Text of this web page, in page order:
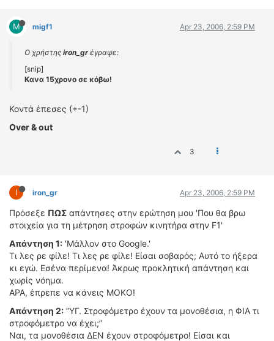
M migf1 Apr 23, 2006, 2:59 PM
Ο χρήστης iron_gr έγραψε:
[snip]
Κανα 15χρονο σε κόβω!
Κοντά έπεσες (+-1)
Over & out
3
I iron_gr Apr 23, 2006, 2:59 PM
Πρόσεξε ΠΩΣ απάντησες στην ερώτηση μου 'Που θα βρω
στοιχεία για τη μέτρηση στροφών κινητήρα στην F1'
Απάντηση 1: 'Μάλλον στο Google.'
Τι λες ρε φίλε! Τι λες ρε φίλε! Είσαι σοβαρός; Αυτό το ήξερα
κι εγώ. Εσένα περίμενα! Άκρως προκλητική απάντηση και
χωρίς νόημα.
ΑΡΑ, έπρεπε να κάνεις ΜΟΚΟ!
Απάντηση 2: ”ΥΓ. Στροφόμετρο έχουν τα μονοθέσια, η ΦΙΑ τι
στροφόμετρο να έχει;”
Ναι, τα μονοθέσια ΔΕΝ έχουν στροφόμετρο! Είσαι και